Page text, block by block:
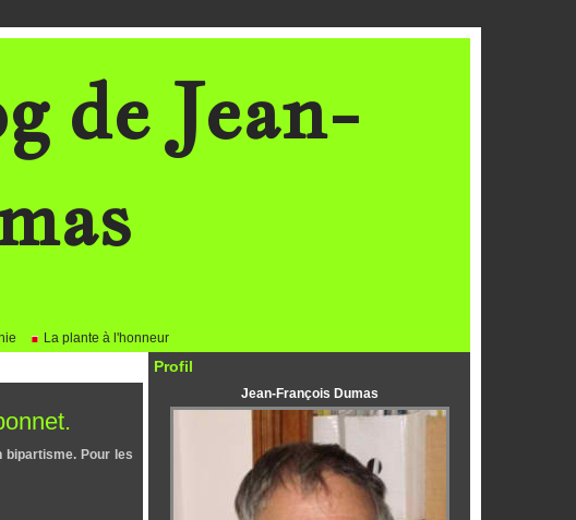
de Jean-
La plante à l'honneur
Pour les
Profil
Jean-François Dumas